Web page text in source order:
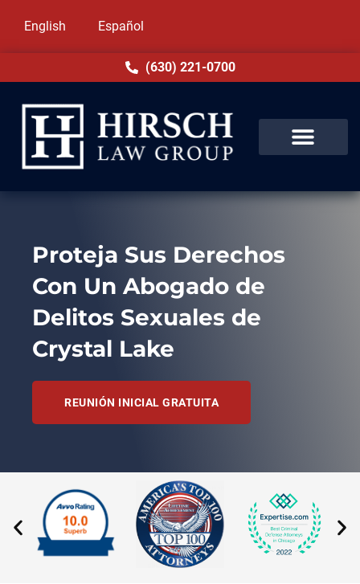
English Español
(630) 221-0700
Proteja Sus Derechos
Con Un Abogado de
Delitos Sexuales de
Crystal Lake
REUNIÓN INICIAL GRATUITA